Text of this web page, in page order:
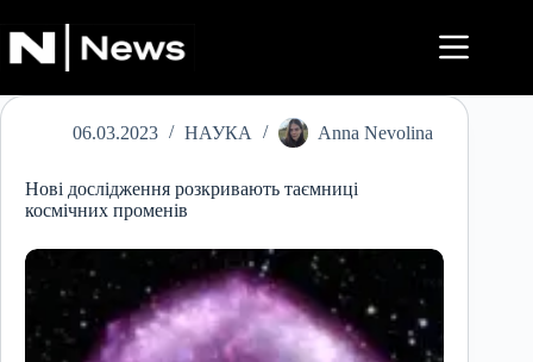
до
вмісту
06.03.2023 НАУКА Anna Nevolina
Нові дослідження розкривають таємниці
космічних променів